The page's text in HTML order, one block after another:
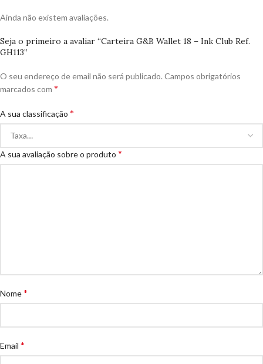
Ainda não existem avaliações.
Seja o primeiro a avaliar “Carteira G&B Wallet 18 – Ink Club Ref.
GH113”
O seu endereço de email não será publicado. Campos obrigatórios
marcados com *
A sua classificação *
A sua avaliação sobre o produto *
Nome*
Email *